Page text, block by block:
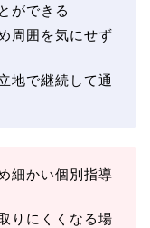
ができる
周囲を気にせず
地で継続して通
細かい個別指導
りにくくなる場